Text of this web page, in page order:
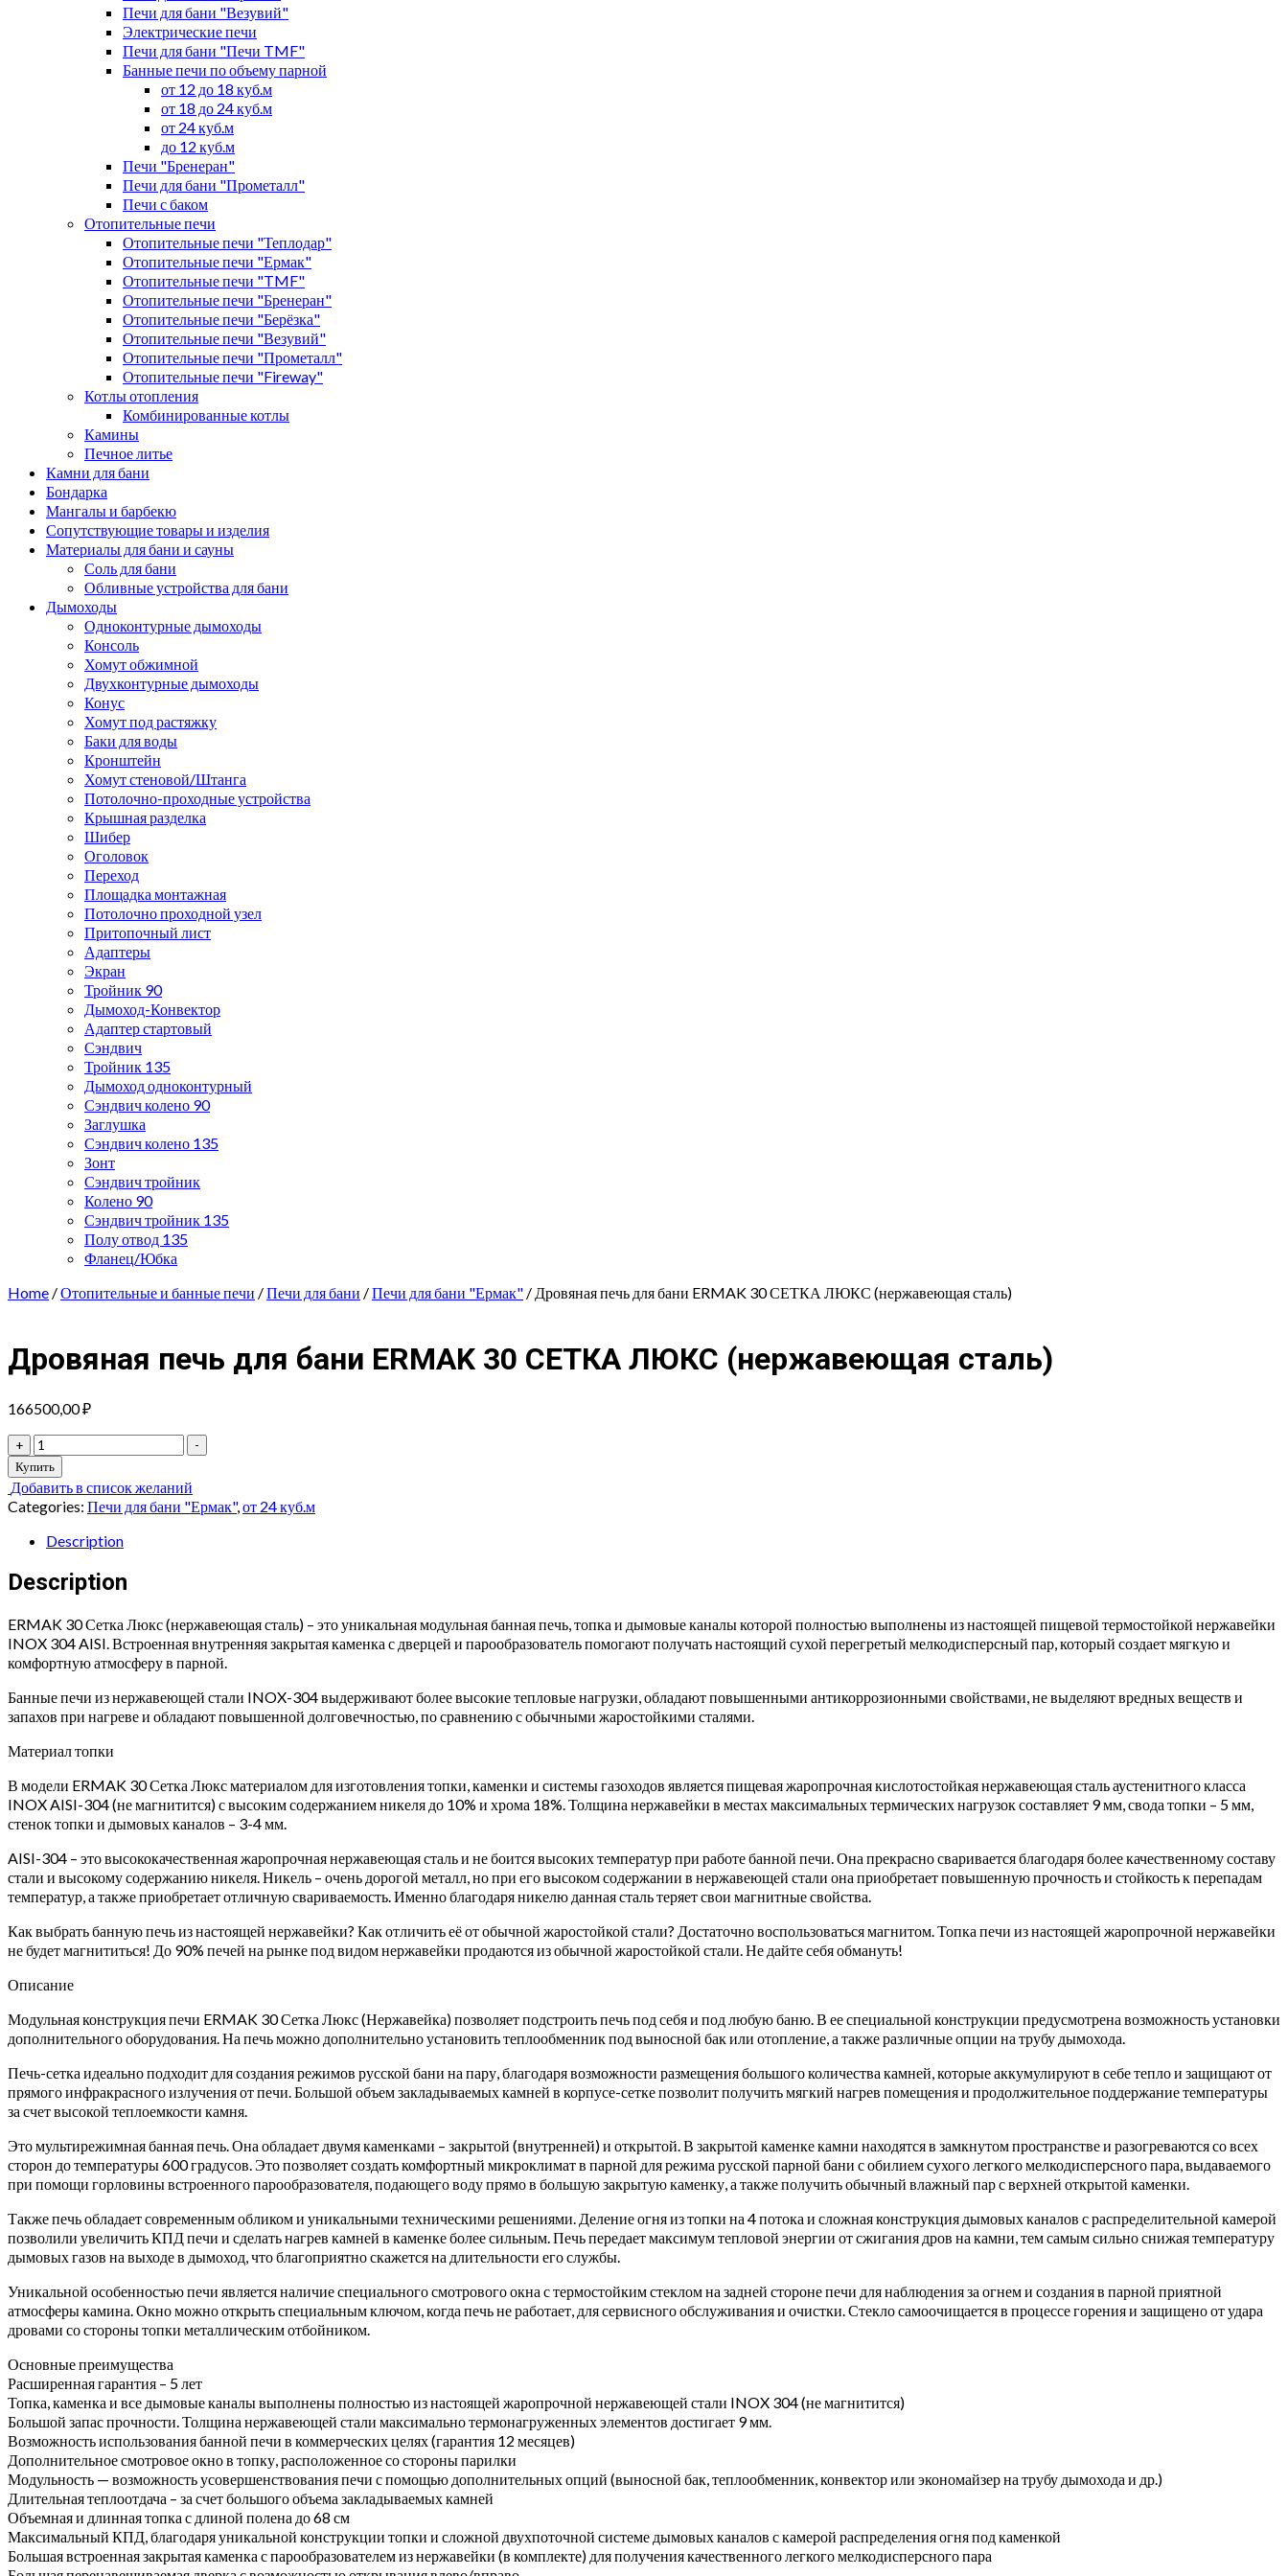
Печи для бани "Везувий"
Электрические печи
Печи для бани "Печи TMF"
Банные печи по объему парной
от 12 до 18 куб.м
от 18 до 24 куб.м
от 24 куб.м
до 12 куб.м
Печи "Бренеран"
Печи для бани "Прометалл"
Печи с баком
Отопительные печи
Отопительные печи "Теплодар"
Отопительные печи "Ермак"
Отопительные печи "TMF"
Отопительные печи "Бренеран"
Отопительные печи "Берёзка"
Отопительные печи "Везувий"
Отопительные печи "Прометалл"
Отопительные печи "Fireway"
Котлы отопления
Комбинированные котлы
Камины
Печное литье
Камни для бани
Бондарка
Мангалы и барбекю
Сопутствующие товары и изделия
Материалы для бани и сауны
Соль для бани
Обливные устройства для бани
Дымоходы
Одноконтурные дымоходы
Консоль
Хомут обжимной
Двухконтурные дымоходы
Конус
Хомут под растяжку
Баки для воды
Кронштейн
Хомут стеновой/Штанга
Потолочно-проходные устройства
Крышная разделка
Шибер
Оголовок
Переход
Площадка монтажная
Потолочно проходной узел
Притопочный лист
Адаптеры
Экран
Тройник 90
Дымоход-Конвектор
Адаптер стартовый
Сэндвич
Тройник 135
Дымоход одноконтурный
Сэндвич колено 90
Заглушка
Сэндвич колено 135
Зонт
Сэндвич тройник
Колено 90
Сэндвич тройник 135
Полу отвод 135
Фланец/Юбка
Home /Отопительные и банные печи /Печи для бани /Печи для бани "Ермак" / Дровяная печь для бани ERMAK 30 СЕТКА ЛЮКС (нержавеющая сталь)
Дровяная печь для бани ERMAK 30 СЕТКА ЛЮКС (нержавеющая сталь)
166500,00₽
+
Дровяная
печь
для
бани
ERMAK
30
ЛЮКС
(нержавеющая
quantity
-
Купить
Добавить в список желаний
Categories: Печи для бани "Ермак", от 24 куб.м
Description
Description
ERMAK 30 Сетка Люкс (нержавеющая сталь) – это уникальная модульная банная печь, топка и дымовые каналы которой полностью выполнены из настоящей пищевой термостойкой нержавейки
INOX 304 AISI. Встроенная внутренняя закрытая каменка с дверцей и парообразователь помогают получать настоящий сухой перегретый мелкодисперсный пар, который создает мягкую и
комфортную атмосферу в парной.
Банные печи из нержавеющей стали INOX-304 выдерживают более высокие тепловые нагрузки, обладают повышенными антикоррозионными свойствами, не выделяют вредных веществ и
запахов при нагреве и обладают повышенной долговечностью, по сравнению с обычными жаростойкими сталями.
Материал топки
В модели ERMAK 30 Сетка Люкс материалом для изготовления топки, каменки и системы газоходов является пищевая жаропрочная кислотостойкая нержавеющая сталь аустенитного класса
INOX AISI-304 (не магнитится) с высоким содержанием никеля до 10% и хрома 18%. Толщина нержавейки в местах максимальных термических нагрузок составляет 9 мм, свода топки – 5 мм,
стенок топки и дымовых каналов – 3-4 мм.
AISI-304 – это высококачественная жаропрочная нержавеющая сталь и не боится высоких температур при работе банной печи. Она прекрасно сваривается благодаря более качественному составу
стали и высокому содержанию никеля. Никель – очень дорогой металл, но при его высоком содержании в нержавеющей стали она приобретает повышенную прочность и стойкость к перепадам
температур, а также приобретает отличную свариваемость. Именно благодаря никелю данная сталь теряет свои магнитные свойства.
Как выбрать банную печь из настоящей нержавейки? Как отличить её от обычной жаростойкой стали? Достаточно воспользоваться магнитом. Топка печи из настоящей жаропрочной нержавейки
не будет магнититься! До 90% печей на рынке под видом нержавейки продаются из обычной жаростойкой стали. Не дайте себя обмануть!
Описание
Модульная конструкция печи ERMAK 30 Сетка Люкс (Нержавейка) позволяет подстроить печь под себя и под любую баню. В ее специальной конструкции предусмотрена возможность установки
дополнительного оборудования. На печь можно дополнительно установить теплообменник под выносной бак или отопление, а также различные опции на трубу дымохода.
Печь-сетка идеально подходит для создания режимов русской бани на пару, благодаря возможности размещения большого количества камней, которые аккумулируют в себе тепло и защищают от
прямого инфракрасного излучения от печи. Большой объем закладываемых камней в корпусе-сетке позволит получить мягкий нагрев помещения и продолжительное поддержание температуры
за счет высокой теплоемкости камня.
Это мультирежимная банная печь. Она обладает двумя каменками – закрытой (внутренней) и открытой. В закрытой каменке камни находятся в замкнутом пространстве и разогреваются со всех
сторон до температуры 600 градусов. Это позволяет создать комфортный микроклимат в парной для режима русской парной бани с обилием сухого легкого мелкодисперсного пара, выдаваемого
при помощи горловины встроенного парообразователя, подающего воду прямо в большую закрытую каменку, а также получить обычный влажный пар с верхней открытой каменки.
Также печь обладает современным обликом и уникальными техническими решениями. Деление огня из топки на 4 потока и сложная конструкция дымовых каналов с распределительной камерой
позволили увеличить КПД печи и сделать нагрев камней в каменке более сильным. Печь передает максимум тепловой энергии от сжигания дров на камни, тем самым сильно снижая температуру
дымовых газов на выходе в дымоход, что благоприятно скажется на длительности его службы.
Уникальной особенностью печи является наличие специального смотрового окна с термостойким стеклом на задней стороне печи для наблюдения за огнем и создания в парной приятной
атмосферы камина. Окно можно открыть специальным ключом, когда печь не работает, для сервисного обслуживания и очистки. Стекло самоочищается в процессе горения и защищено от удара
дровами со стороны топки металлическим отбойником.
Основные преимущества
Расширенная гарантия – 5 лет
Топка, каменка и все дымовые каналы выполнены полностью из настоящей жаропрочной нержавеющей стали INOX 304 (не магнитится)
Большой запас прочности. Толщина нержавеющей стали максимально термонагруженных элементов достигает 9 мм.
Возможность использования банной печи в коммерческих целях (гарантия 12 месяцев)
Дополнительное смотровое окно в топку, расположенное со стороны парилки
Модульность — возможность усовершенствования печи с помощью дополнительных опций (выносной бак, теплообменник, конвектор или экономайзер на трубу дымохода и др.)
Длительная теплоотдача – за счет большого объема закладываемых камней
Объемная и длинная топка с длиной полена до 68 см
Максимальный КПД, благодаря уникальной конструкции топки и сложной двухпоточной системе дымовых каналов с камерой распределения огня под каменкой
Большая встроенная закрытая каменка с парообразователем из нержавейки (в комплекте) для получения качественного легкого мелкодисперсного пара